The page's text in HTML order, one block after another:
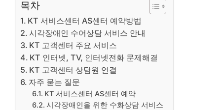
목차
KT 서비스센터 AS센터 예약방법
시각장애인 수어상담 서비스 안내
KT 고객센터 주요 서비스
KT 인터넷, TV, 인터넷전화 문제해결
KT 고객센터 상담원 연결
자주 묻는 질문
KT 서비스센터 AS센터 예약
시각장애인을 위한 수화상담 서비스